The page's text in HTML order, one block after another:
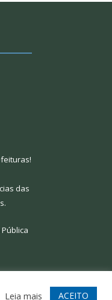
!
das
Webmail
Leia mais ACEITO